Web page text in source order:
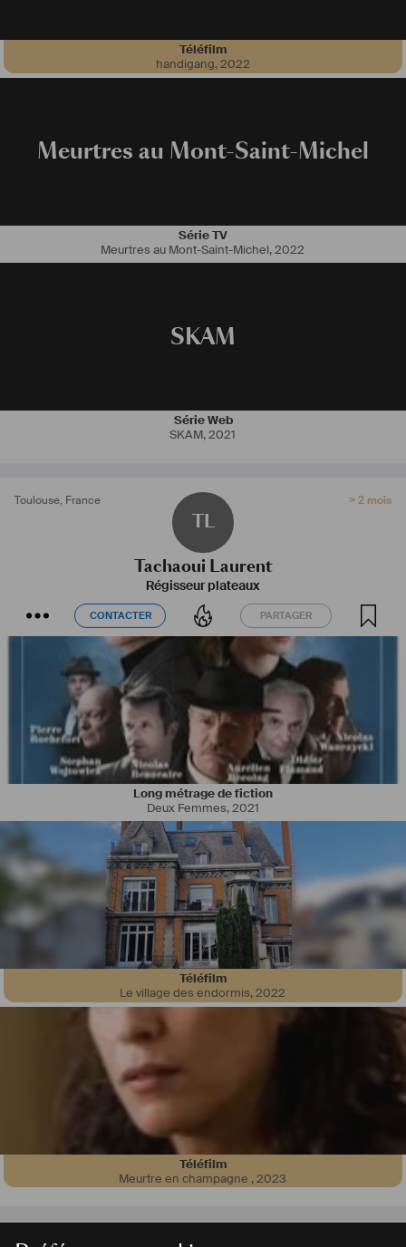
Téléfilm
handigang,2022
Meurtres au Mont-Saint-Michel
Série TV
Meurtres au Mont-Saint-Michel,2022
SKAM
Série Web
SKAM,2021
Toulouse, France
TL
> 2 mois
Tachaoui Laurent
Régisseur plateaux
CONTACTER PARTAGER
CONTACTER PARTAGER
Long métrage de fiction
Deux Femmes,2021
Téléfilm
Le village des endormis,2022
Téléfilm
Meurtre en champagne ,2023
Aigues-Mortes
Actuellement disponible pour repérages dans mon secteur proche
(dép. Gard, Herault en région Occitanie et départements Vaucluse et
Bouches du Rhone en région PACA.  Biculturelle,
#allemande
, freelance j'ai accompagné depuis 2003 divers projets
de tournage pour la télévision allemande dans le triangle
Montpellier- Mont Ventoux-Hyéres ainsi qu'à Paris et  les Chateaux de
Loire, pour chaque projet à tour de rôle en tant que repereuse des
décors puis en regisseuse  / coordinatrice prod France.
Possédant les qualités requises pour le métier du repéreur
(sensibilité artistique,  observation, curiosité, patience, diplomatie) et
du régisseur / coordinateur (la  débrouillardise, le gout du contact, le
sens de l'organisation et des défis, courage...)  je me propose
comme partenaire efficace dans la préparation / réalisation de vos